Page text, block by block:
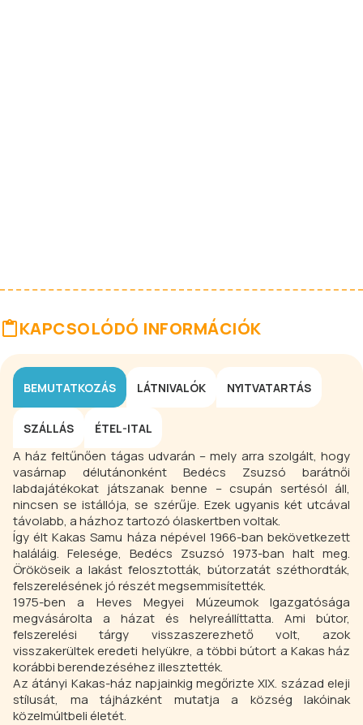
KAPCSOLÓDÓ INFORMÁCIÓK
BEMUTATKOZÁS LÁTNIVALÓK NYITVATARTÁS
SZÁLLÁS ÉTEL-ITAL
A ház feltűnően tágas udvarán – mely arra szolgált, hogy
vasárnap délutánonként Bedécs Zsuzsó barátnői
labdajátékokat játszanak benne – csupán sertésól áll,
nincsen se istállója, se szérűje. Ezek ugyanis két utcával
távolabb, a házhoz tartozó ólaskertben voltak.
Így élt Kakas Samu háza népével 1966-ban bekövetkezett
haláláig. Felesége, Bedécs Zsuzsó 1973-ban halt meg.
Örököseik a lakást felosztották, bútorzatát széthordták,
felszerelésének jó részét megsemmisítették.
1975-ben a Heves Megyei Múzeumok Igazgatósága
megvásárolta a házat és helyreállíttatta. Ami bútor,
felszerelési tárgy visszaszerezhető volt, azok
visszakerültek eredeti helyükre, a többi bútort a Kakas ház
korábbi berendezéséhez illesztették.
Az átányi Kakas-ház napjainkig megőrizte XIX. század eleji
stílusát, ma tájházként mutatja a község lakóinak
közelmúltbeli életét.